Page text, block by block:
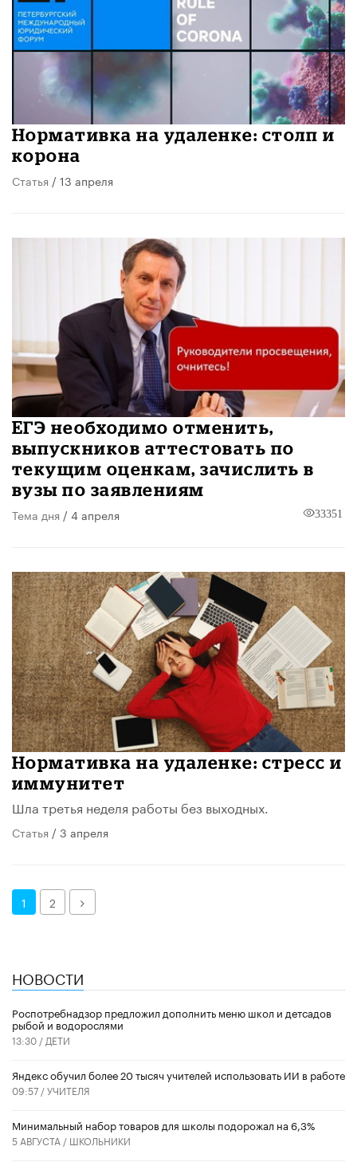
Нормативка на удаленке: столп и
корона
Статья / 13 апреля
ЕГЭ необходимо отменить,
выпускников аттестовать по
текущим оценкам, зачислить в
вузы по заявлениям
Тема дня / 4 апреля 33351
Нормативка на удаленке: стресс и
иммунитет
Шла третья неделя работы без выходных.
Статья / 3 апреля
1 2 Далее
НОВОСТИ
Роспотребнадзор предложил дополнить меню школ и детсадов
рыбой и водорослями
13:30 / ДЕТИ
​Яндекс обучил более 20 тысяч учителей использовать ИИ в работе
09:57 /УЧИТЕЛЯ
Минимальный набор товаров для школы подорожал на 6,3%
5 АВГУСТА / ШКОЛЬНИКИ